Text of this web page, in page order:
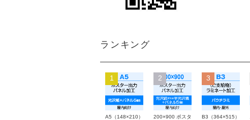
ランキング
1
A5（148×210）
2
200×900 ポスタ
3
B3（364×515）